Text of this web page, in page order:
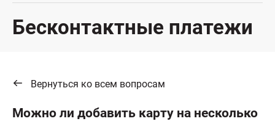
Бесконтактные платежи
Вернуться ко всем вопросам
Можно ли добавить карту на несколько